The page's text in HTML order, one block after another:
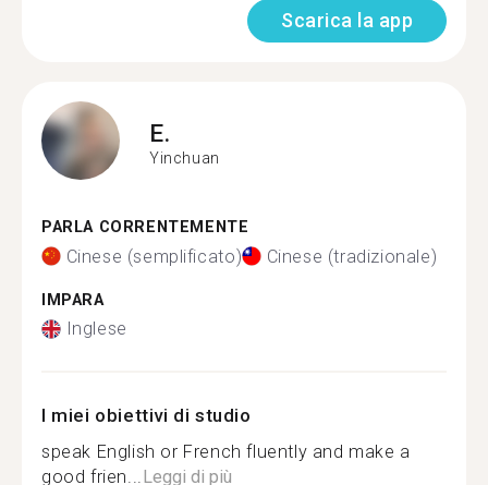
Scarica la app
E.
Yinchuan
PARLA CORRENTEMENTE
Cinese (semplificato) Cinese (tradizionale)
IMPARA
Inglese
I miei obiettivi di studio
speak English or French fluently and make a
good frien...Leggi di più